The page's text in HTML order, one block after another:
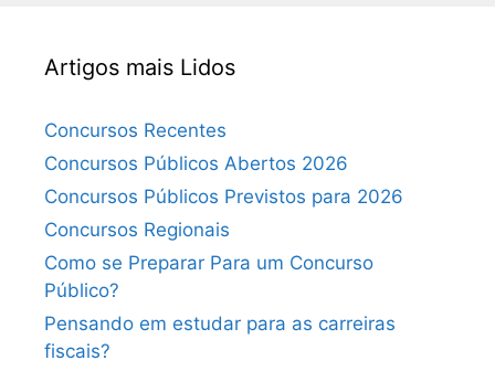
Artigos mais Lidos
Concursos Recentes
Concursos Públicos Abertos 2026
Concursos Públicos Previstos para 2026
Concursos Regionais
Como se Preparar Para um Concurso
Público?
Pensando em estudar para as carreiras
fiscais?